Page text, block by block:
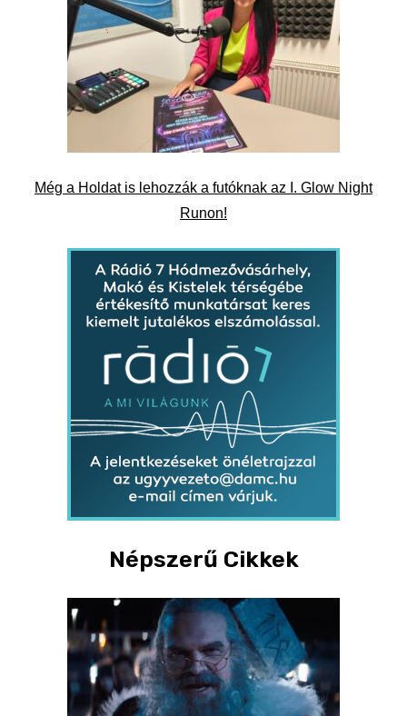
Még a Holdat is lehozzák a futóknak az I. Glow Night
Runon!
Népszerű Cikkek